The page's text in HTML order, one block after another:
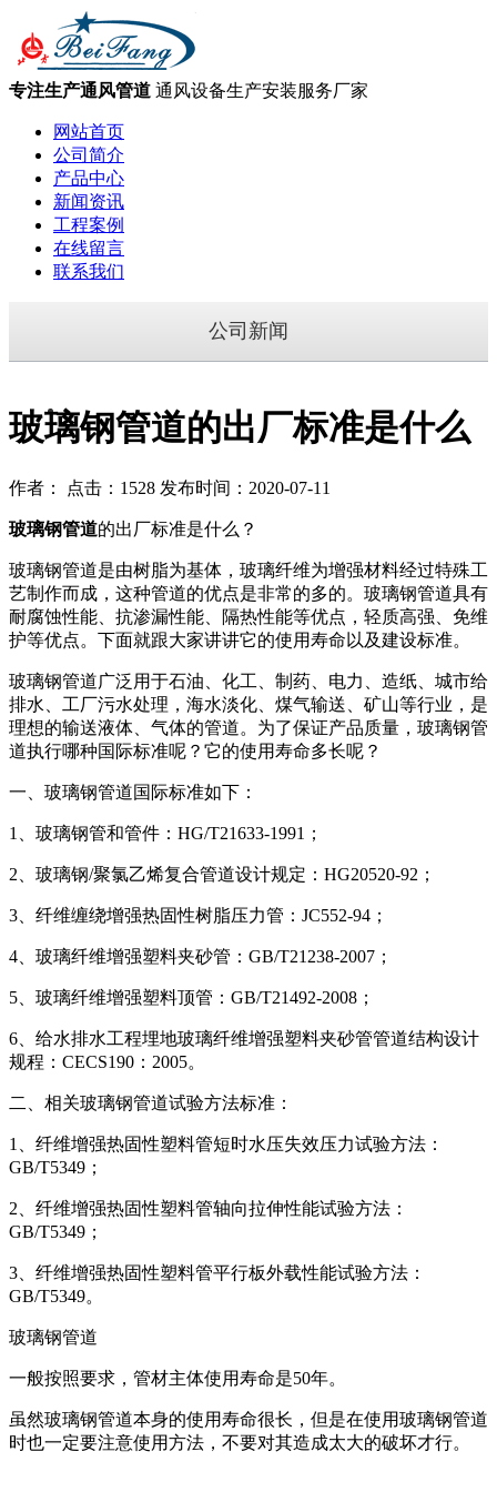
专注生产通风管道 通风设备生产安装服务厂家
网站首页
公司简介
产品中心
新闻资讯
工程案例
在线留言
联系我们
公司新闻
玻璃钢管道的出厂标准是什么
作者： 点击：1528 发布时间：2020-07-11
玻璃钢管道的出厂标准是什么？
玻璃钢管道是由树脂为基体，玻璃纤维为增强材料经过特殊工
艺制作而成，这种管道的优点是非常的多的。玻璃钢管道具有
耐腐蚀性能、抗渗漏性能、隔热性能等优点，轻质高强、免维
护等优点。下面就跟大家讲讲它的使用寿命以及建设标准。
玻璃钢管道广泛用于石油、化工、制药、电力、造纸、城市给
排水、工厂污水处理，海水淡化、煤气输送、矿山等行业，是
理想的输送液体、气体的管道。为了保证产品质量，玻璃钢管
道执行哪种国际标准呢？它的使用寿命多长呢？
一、玻璃钢管道国际标准如下：
1、玻璃钢管和管件：HG/T21633-1991；
2、玻璃钢/聚氯乙烯复合管道设计规定：HG20520-92；
3、纤维缠绕增强热固性树脂压力管：JC552-94；
4、玻璃纤维增强塑料夹砂管：GB/T21238-2007；
5、玻璃纤维增强塑料顶管：GB/T21492-2008；
6、给水排水工程埋地玻璃纤维增强塑料夹砂管管道结构设计
规程：CECS190：2005。
二、相关玻璃钢管道试验方法标准：
1、纤维增强热固性塑料管短时水压失效压力试验方法：
GB/T5349；
2、纤维增强热固性塑料管轴向拉伸性能试验方法：
GB/T5349；
3、纤维增强热固性塑料管平行板外载性能试验方法：
GB/T5349。
玻璃钢管道
一般按照要求，管材主体使用寿命是50年。
虽然玻璃钢管道本身的使用寿命很长，但是在使用玻璃钢管道
时也一定要注意使用方法，不要对其造成太大的破坏才行。